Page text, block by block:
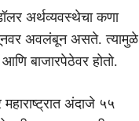
अर्थव्यवस्थेचा कणा
अवलंबून असते. त्यामुळे
बाजारपेठेवर होतो.
अंदाजे ५५